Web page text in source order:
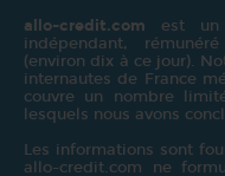
allo-credit.com est un
indépendant,
(environ dix à ce jour).
internautes de France
couvre un nombre
lesquels nous avons
Les informations sont
allo-credit.com ne